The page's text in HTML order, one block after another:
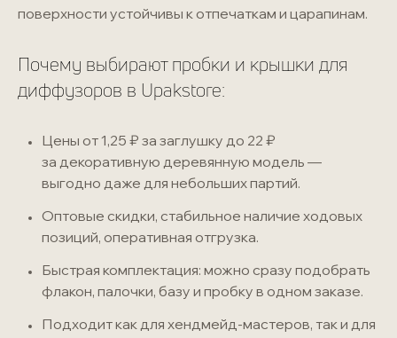
поверхности устойчивы к отпечаткам и царапинам.
Почему выбирают пробки и крышки для
диффузоров в Upakstore:
Цены от 1,25 ₽ за заглушку до 22 ₽
за декоративную деревянную модель —
выгодно даже для небольших партий.
Оптовые скидки, стабильное наличие ходовых
позиций, оперативная отгрузка.
Быстрая комплектация: можно сразу подобрать
флакон, палочки, базу и пробку в одном заказе.
Подходит как для хендмейд-мастеров, так и для